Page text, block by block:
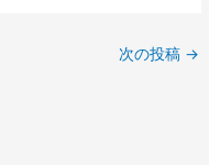
次の投稿 →